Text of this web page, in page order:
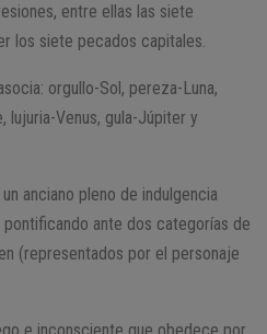
entre ellas las siete
los siete pecados capitales.
orgullo-Sol, pereza-Luna,
lujuria-Venus, gula-Júpiter y
anciano pleno de indulgencia
pontificando ante dos categorías de
(representados por el personaje